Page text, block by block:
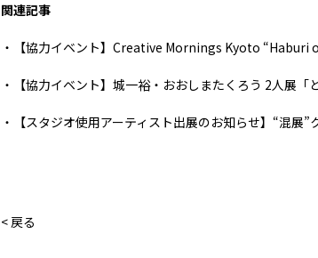
関連記事
・【協力イベント】Creative Mornings Kyoto “Haburi
・【協力イベント】城一裕・おおしまたくろう 2人展「
・【スタジオ使用アーティスト出展のお知らせ】“混
< 戻る